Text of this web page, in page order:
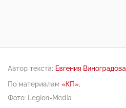
Автор текста: Евгения Виноградова
По материалам «КП».
Фото: Legion-Media